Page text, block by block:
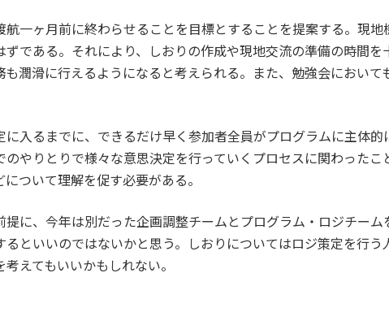
一ヶ月前に終わらせることを目標とすることを提案する。現地
である。それにより、しおりの作成や現地交流の準備の時間
潤滑に行えるようになると考えられる。また、勉強会におい
入るまでに、できるだけ早く参加者全員がプログラムに主体
やりとりで様々な意思決定を行っていくプロセスに関わった
ついて理解を促す必要がある。
に、今年は別だった企画調整チームとプログラム・ロジチー
といいのではないかと思う。しおりについてはロジ策定を行う
えてもいいかもしれない。